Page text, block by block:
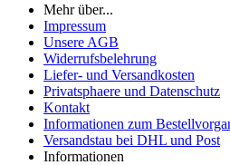
Mehr über...
Impressum
Unsere AGB
Widerrufsbelehrung
Liefer- und Versandkosten
Privatsphaere und Datenschutz
Kontakt
Informationen zum
Versandstau bei DHL und Post
Informationen